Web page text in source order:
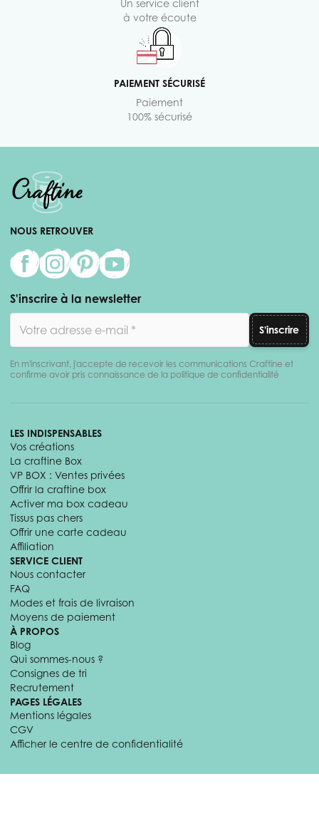
Un service client
à votre écoute
PAIEMENT SÉCURISÉ
Paiement
100% sécurisé
NOUS RETROUVER
S'inscrire à la newsletter
S'inscrire
En m'inscrivant, j'accepte de recevoir les communications Craftine et
confirme avoir pris connaissance de la politique de confidentialité
LES INDISPENSABLES
Vos créations
La craftine Box
VP BOX : Ventes privées
Offrir la craftine box
Activer ma box cadeau
Tissus pas chers
Offrir une carte cadeau
Affiliation
SERVICE CLIENT
Nous contacter
FAQ
Modes et frais de livraison
Moyens de paiement
À PROPOS
Blog
Qui sommes-nous ?
Consignes de tri
Recrutement
PAGES LÉGALES
Mentions légales
CGV
Afficher le centre de confidentialité